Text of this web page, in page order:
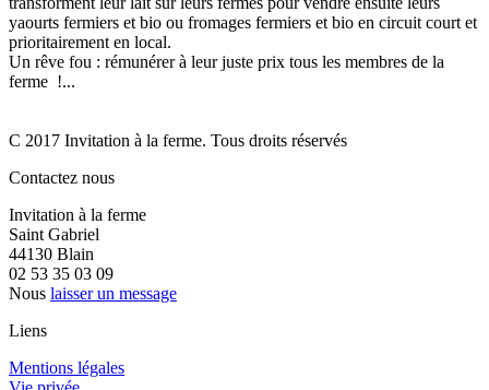
yaourts fermiers et bio ou fromages fermiers et bio en circuit court et
prioritairement en local.
Un rêve fou : rémunérer à leur juste prix tous les membres de la
ferme !...
C 2017 Invitation à la ferme. Tous droits réservés
Contactez nous
Invitation à la ferme
Saint Gabriel
44130 Blain
02 53 35 03 09
Nous laisser un message
Liens
Mentions légales